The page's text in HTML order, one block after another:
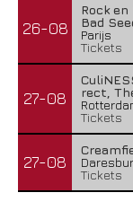
26-08
Rock
Bad
Parijs
Tickets
27-08
rect,
Tickets
27-08
Tickets